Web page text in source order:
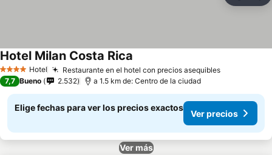
4 EstrellasHotel Restaurante en el hotel con precios asequibles
Hotel Milan Costa Rica
7,7 Bueno 2.532 a 1.5 km de: Centro de la ciudad
Elige fechas para ver los precios exactos
Ver precios
Ver más